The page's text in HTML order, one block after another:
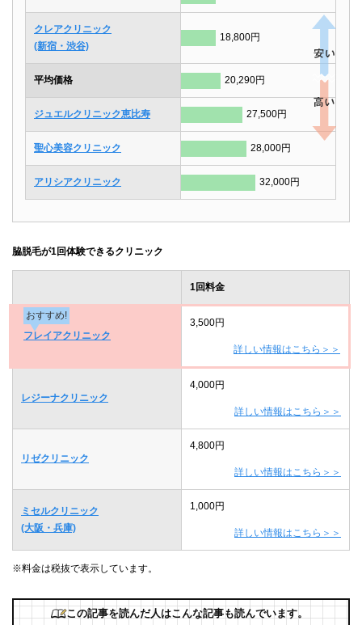
クレアクリニック
(新宿・渋谷)
18,800円
平均価格 20,290円
ジュエルクリニック恵比寿 27,500円
聖心美容クリニック 28,000円
アリシアクリニック 32,000円
脇脱毛が1回体験できるクリニック
1回料金
おすすめ!
フレイアクリニック
3,500円
詳しい情報はこちら＞＞
レジーナクリニック
4,000円
詳しい情報はこちら＞＞
リゼクリニック
4,800円
詳しい情報はこちら＞＞
ミセルクリニック
(大阪・兵庫)
1,000円
詳しい情報はこちら＞＞
※料金は税抜で表示しています。
この記事を読んだ人はこんな記事も読んでいます。